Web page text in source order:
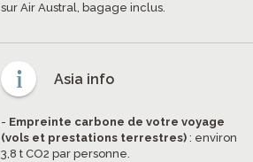
sur Air Austral, bagage inclus.
Asia info
- Empreinte carbone de votre voyage
(vols et prestations terrestres) : environ
3,8 t CO2 par personne.